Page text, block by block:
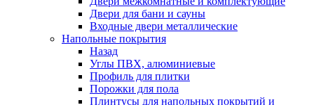
Двери для бани и сауны
Входные двери металлические
Напольные покрытия
Назад
Углы ПВХ, алюминиевые
Профиль для плитки
Порожки для пола
Плинтусы для напольных покрытий и